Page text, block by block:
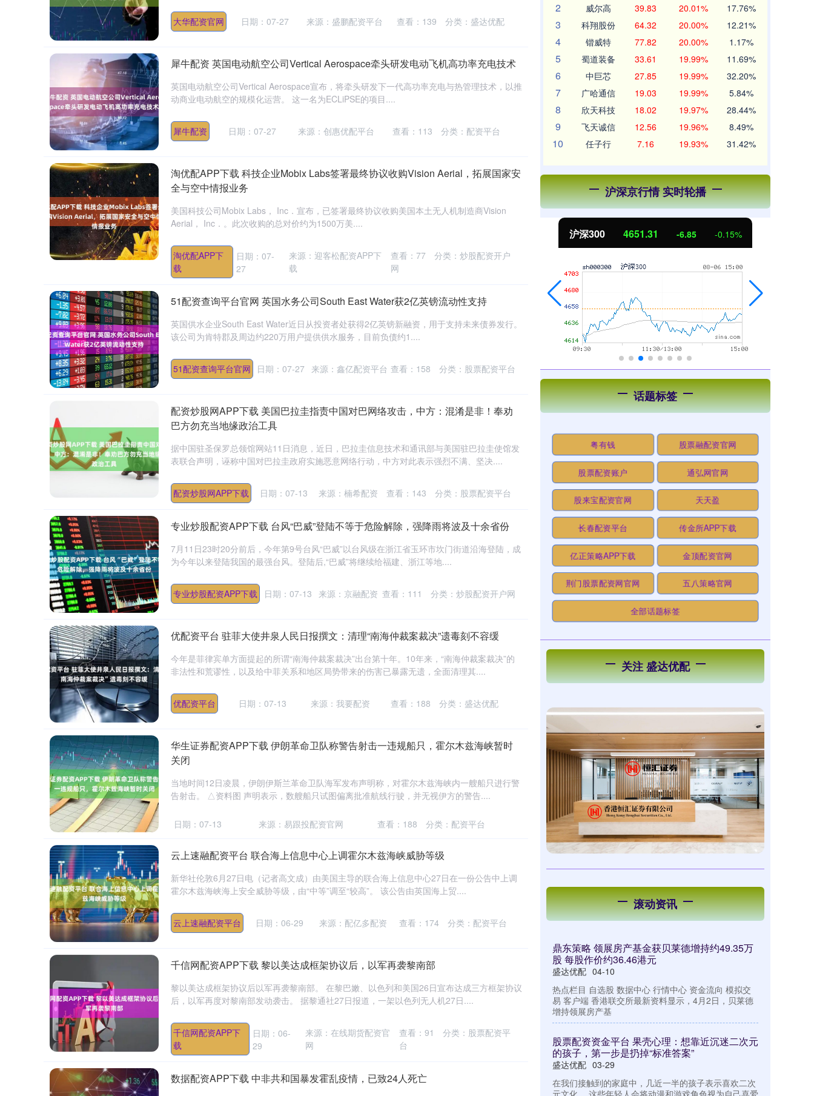
大华配资官网 日期：07-27 来源：盛鹏配资平台 查看： 139 分类： 盛达优配
犀牛配资 英国电动航空公司Vertical Aerospace牵头研发电动飞机高功率充电技术
英国电动航空公司Vertical Aerospace宣布，将牵头研发下一代高功率充电与热管理技术，以推
动商业电动航空的规模化运营。 这一名为ECLiPSE的项目....
犀牛配资 日期：07-27 来源：创惠优配平台 查看： 113 分类： 配资平台
淘优配APP下载 科技企业Mobix Labs签署最终协议收购Vision Aerial，拓展国家安
全与空中情报业务
美国科技公司Mobix Labs， Inc．宣布，已签署最终协议收购美国本土无人机制造商Vision
Aerial， Inc．。此次收购的总对价约为1500万美....
淘优配APP下
载
日期：07-
27
来源：迎客松配资APP下
载
查看：77 分类：炒股配资开户
网
51配资查询平台官网 英国水务公司South East Water获2亿英镑流动性支持
英国供水企业South East Water近日从投资者处获得2亿英镑新融资，用于支持未来债券发行。
该公司为肯特郡及周边约220万用户提供供水服务，目前负债约1....
51配资查询平台官网 日期：07-27 来源：鑫亿配资平台 查看： 158 分类： 股票配资平台
配资炒股网APP下载 美国巴拉圭指责中国对巴网络攻击，中方：混淆是非！奉劝
巴方勿充当地缘政治工具
据中国驻圣保罗总领馆网站11日消息，近日，巴拉圭信息技术和通讯部与美国驻巴拉圭使馆发
表联合声明，诬称中国对巴拉圭政府实施恶意网络行动，中方对此表示强烈不满、坚决....
配资炒股网APP下载 日期：07-13 来源：楠希配资 查看： 143 分类： 股票配资平台
专业炒股配资APP下载 台风“巴威”登陆不等于危险解除，强降雨将波及十余省份
7月11日23时20分前后，今年第9号台风“巴威”以台风级在浙江省玉环市坎门街道沿海登陆，成
为今年以来登陆我国的最强台风。登陆后,“巴威”将继续给福建、浙江等地....
专业炒股配资APP下载 日期：07-13 来源：京融配资 查看： 111 分类： 炒股配资开户网
优配资平台 驻菲大使井泉人民日报撰文：清理“南海仲裁案裁决”遗毒刻不容缓
今年是菲律宾单方面提起的所谓“南海仲裁案裁决”出台第十年。10年来，“南海仲裁案裁决”的
非法性和荒谬性，以及给中菲关系和地区局势带来的伤害已暴露无遗，全面清理其....
优配资平台 日期：07-13 来源：我要配资 查看： 188 分类： 盛达优配
华生证券配资APP下载 伊朗革命卫队称警告射击一违规船只，霍尔木兹海峡暂时
关闭
当地时间12日凌晨，伊朗伊斯兰革命卫队海军发布声明称，对霍尔木兹海峡内一艘船只进行警
告射击。 △资料图 声明表示，数艘船只试图偏离批准航线行驶，并无视伊方的警告....
日期：07-13 来源：易跟投配资官网 查看： 188 分类： 配资平台
云上速融配资平台 联合海上信息中心上调霍尔木兹海峡威胁等级
新华社伦敦6月27日电（记者高文成）由美国主导的联合海上信息中心27日在一份公告中上调
霍尔木兹海峡海上安全威胁等级，由“中等”调至“较高”。 该公告由英国海上贸....
云上速融配资平台 日期：06-29 来源：配亿多配资 查看： 174 分类： 配资平台
千信网配资APP下载 黎以美达成框架协议后，以军再袭黎南部
黎以美达成框架协议后以军再袭黎南部。 在黎巴嫩、以色列和美国26日宣布达成三方框架协议
后，以军再度对黎南部发动袭击。 据黎通社27日报道，一架以色列无人机27日....
千信网配资APP下
载
日期：06-
29
来源：在线期货配资官
网
查看：91 分类： 股票配资平
台
数据配资APP下载 中非共和国暴发霍乱疫情，已致24人死亡
2 威尔高 39.83 20.01% 17.76%
3 科翔股份 64.32 20.00% 12.21%
4 锴威特 77.82 20.00% 1.17%
5 蜀道装备 33.61 19.99% 11.69%
6 中巨芯 27.85 19.99% 32.20%
7 广哈通信 19.03 19.99% 5.84%
8 欣天科技 18.02 19.97% 28.44%
9 飞天诚信 12.56 19.96% 8.49%
10 任子行 7.16 19.93% 31.42%
沪深京行情 实时轮播
深证成指 北证50 1122.88 3.42 0.30%
话题标签
粤有钱 股票融配资官网
股票配资账户 通弘网官网
股来宝配资官网 天天盈
长春配资平台 传金所APP下载
亿正策略APP下载 金顶配资官网
荆门股票配资网官网 五八策略官网
全部话题标签
关注 盛达优配
滚动资讯
鼎东策略 领展房产基金获贝莱德增持约49.35万
股 每股作价约36.46港元
盛达优配 04-10
热点栏目 自选股 数据中心 行情中心 资金流向 模拟交
易 客户端 香港联交所最新资料显示，4月2日，贝莱德
增持领展房产基
股票配资资金平台 果壳心理：想靠近沉迷二次元
的孩子，第一步是扔掉“标准答案”
盛达优配 03-29
在我们接触到的家庭中，几近一半的孩子表示喜欢二次